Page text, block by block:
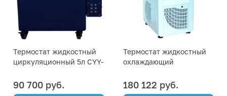
Термостат жидкостный
циркуляционный 5л CYY-
90 700 руб.
Термостат жидкостный
охлаждающий
ПЭ-4542
180 122 руб.